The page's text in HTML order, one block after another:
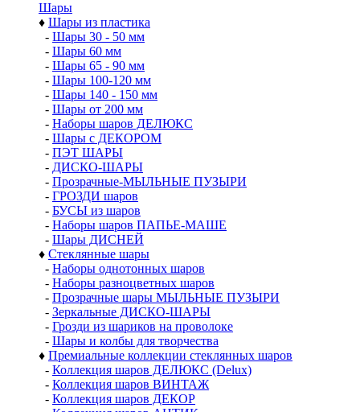
Шары
♦ Шары из пластика
- Шары 30 - 50 мм
- Шары 60 мм
- Шары 65 - 90 мм
- Шары 100-120 мм
- Шары 140 - 150 мм
- Шары от 200 мм
- Наборы шаров ДЕЛЮКС
- Шары с ДЕКОРОМ
- ПЭТ ШАРЫ
- ДИСКО-ШАРЫ
- Прозрачные-МЫЛЬНЫЕ ПУЗЫРИ
- ГРОЗДИ шаров
- БУСЫ из шаров
- Наборы шаров ПАПЬЕ-МАШЕ
- Шары ДИСНЕЙ
♦ Стеклянные шары
- Наборы однотонных шаров
- Наборы разноцветных шаров
- Прозрачные шары МЫЛЬНЫЕ ПУЗЫРИ
- Зеркальные ДИСКО-ШАРЫ
- Грозди из шариков на проволоке
- Шары и колбы для творчества
♦ Премиальные коллекции стеклянных шаров
- Коллекция шаров ДЕЛЮКС (Delux)
- Коллекция шаров ВИНТАЖ
- Коллекция шаров ДЕКОР